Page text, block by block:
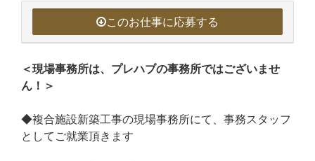
このお仕事に応募する
＜現場事務所は、プレハブの事務所ではございませ
ん！＞
◆複合施設新築工事の現場事務所にて、事務スタッフ
としてご就業頂きます